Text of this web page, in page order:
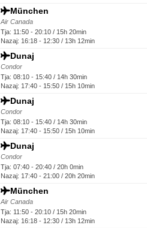
München
Air Canada
Tja: 11:50 - 20:10 / 15h 20min
Nazaj: 16:18 - 12:30 / 13h 12min
Dunaj
Condor
Tja: 08:10 - 15:40 / 14h 30min
Nazaj: 17:40 - 15:50 / 15h 10min
Dunaj
Condor
Tja: 08:10 - 15:40 / 14h 30min
Nazaj: 17:40 - 15:50 / 15h 10min
Dunaj
Condor
Tja: 07:40 - 20:40 / 20h 0min
Nazaj: 17:40 - 21:00 / 20h 20min
München
Air Canada
Tja: 11:50 - 20:10 / 15h 20min
Nazaj: 16:18 - 12:30 / 13h 12min